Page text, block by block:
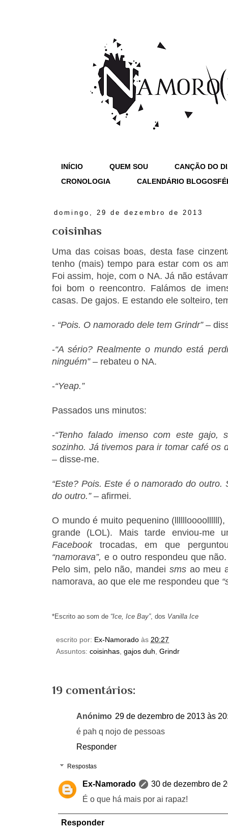
INÍCIO QUEM SOU
CANÇÃO DO
CRONOLOGIA
CALENDÁRIO
domingo, 29 de dezembro de 2013
coisinhas
Uma das coisas boas, desta fase
tenho (mais) tempo para estar com os
Foi assim, hoje, com o NA. Já não
foi bom o reencontro. Falámos de
casas. De gajos. E estando ele solteiro,
- “Pois. O namorado dele tem Grindr”–
-“A sério? Realmente o mundo está
ninguém”– rebateu o NA.
-“Yeap.”
Passados uns minutos:
-“Tenho falado imenso com este
sozinho. Já tivemos para ir tomar café os
– disse-me.
“Este? Pois. Este é o namorado do
do outro.”– afirmei.
O mundo é muito pequenino
grande (LOL). Mais tarde enviou-me
Facebooktrocadas, em que
“namorava”, e o outro respondeu que
Pelo sim, pelo não, mandei smsao meu
namorava, ao que ele me respondeu que
*Escrito ao som de “Ice, Ice Bay”, dos Vanilla Ice
escrito por: Ex-Namorado às 20:27
Assuntos: coisinhas gajos duh Grindr
19 comentários:
Anónimo 29 de dezembro de 2013 às
é pah q nojo de pessoas
Responder
Respostas
Ex-Namorado
30 de dezembro de
É o que há mais por ai rapaz!
Responder